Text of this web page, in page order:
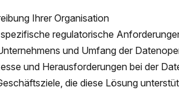
Ihrer Organisation
regulatorische
und Umfang der
und Herausforderungen bei der
die diese Lösung